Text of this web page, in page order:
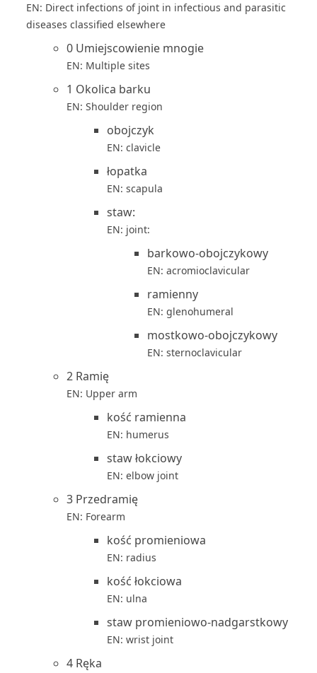
EN: Direct infections of joint in infectious and parasitic
diseases classified elsewhere
0 Umiejscowienie mnogie
EN: Multiple sites
1 Okolica barku
EN: Shoulder region
obojczyk
EN: clavicle
łopatka
EN: scapula
staw:
EN: joint:
barkowo-obojczykowy
EN: acromioclavicular
ramienny
EN: glenohumeral
mostkowo-obojczykowy
EN: sternoclavicular
2 Ramię
EN: Upper arm
kość ramienna
EN: humerus
staw łokciowy
EN: elbow joint
3 Przedramię
EN: Forearm
kość promieniowa
EN: radius
kość łokciowa
EN: ulna
staw promieniowo-nadgarstkowy
EN: wrist joint
4 Ręka